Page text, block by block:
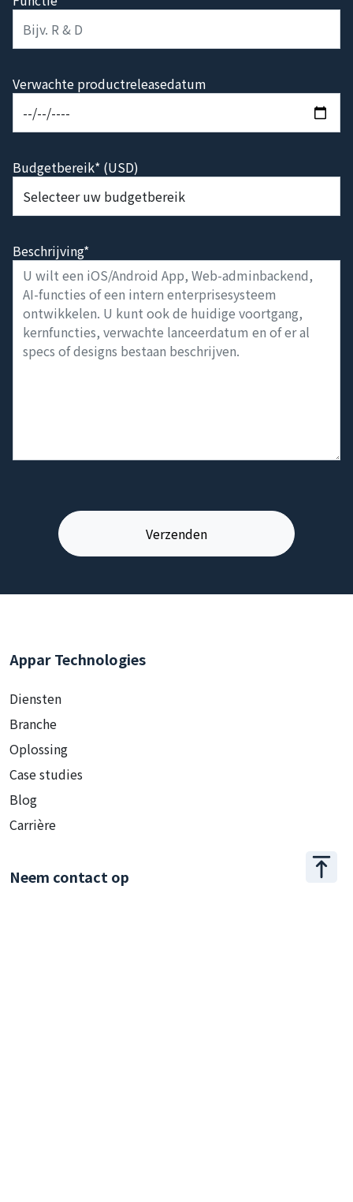
Verwachte productreleasedatum
Budgetbereik* (USD)
Beschrijving*
Appar Technologies
Diensten
Branche
Oplossing
Case studies
Blog
Carrière
Neem contact op